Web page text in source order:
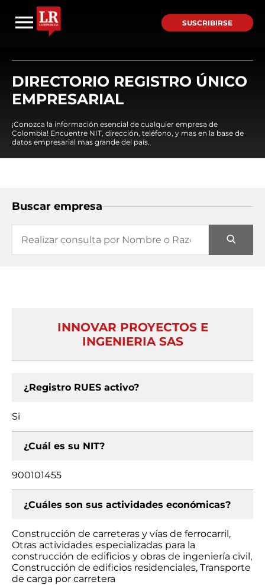
SUSCRIBIRSE
DIRECTORIO REGISTRO ÚNICO
EMPRESARIAL
¡Conozca la información esencial de cualquier empresa de
Colombia! Encuentre NIT, dirección, teléfono, y mas en la base de
datos empresarial mas grande del país.
Buscar empresa
INNOVAR PROYECTOS E
INGENIERIA SAS
¿Registro RUES activo?
Si
¿Cuál es su NIT?
900101455
¿Cuáles son sus actividades económicas?
Construcción de carreteras y vías de ferrocarril,
Otras actividades especializadas para la
construcción de edificios y obras de ingeniería civil,
Construcción de edificios residenciales, Transporte
de carga por carretera